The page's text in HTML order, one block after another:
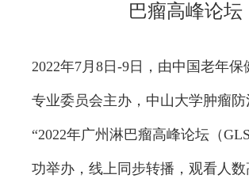
巴瘤高峰论坛
2022年7月8日-9日，由中国老年保
专业委员会主办，中山大学肿瘤
“2022年广州淋巴瘤高峰论坛（
功举办，线上同步转播，观看人